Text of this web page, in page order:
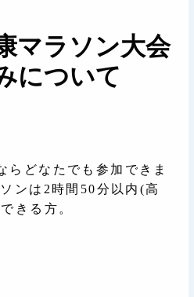
マラソン大会
について
らどなたでも参加できま
ンは2時間50分以内(高
きる方。